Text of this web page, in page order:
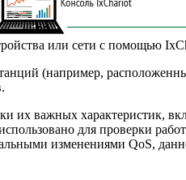
или сети с помощью
(например,
их важных характеристик,
для проверки
изменениями QoS,